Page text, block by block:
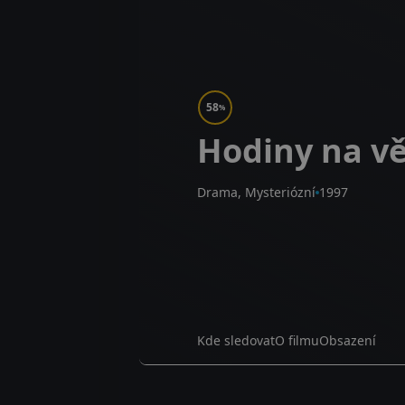
58%
Hodiny na
Drama, Mysteriózní 1997
Kde sledovatO filmuObsazení